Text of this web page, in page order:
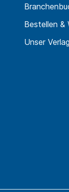
Bestellen &
Unser Verlag